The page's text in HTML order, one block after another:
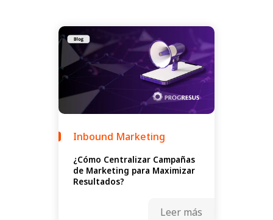
Inbound Marketing
¿Cómo Centralizar Campañas
de Marketing para Maximizar
Resultados?
Leer más